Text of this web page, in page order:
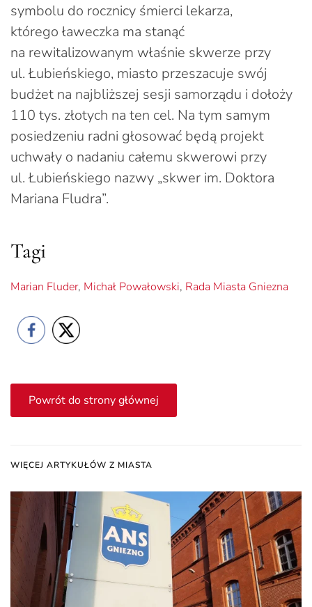
symbolu do rocznicy śmierci lekarza,
którego ławeczka ma stanąć
na rewitalizowanym właśnie skwerze przy
ul. Łubieńskiego, miasto przeszacuje swój
budżet na najbliższej sesji samorządu i dołoży
110 tys. złotych na ten cel. Na tym samym
posiedzeniu radni głosować będą projekt
uchwały o nadaniu całemu skwerowi przy
ul. Łubieńskiego nazwy „skwer im. Doktora
Mariana Fludra”.
Tagi
Marian Fluder, Michał Powałowski, Rada Miasta Gniezna
Powrót do strony głównej
WIĘCEJ ARTYKUŁÓW Z MIASTA